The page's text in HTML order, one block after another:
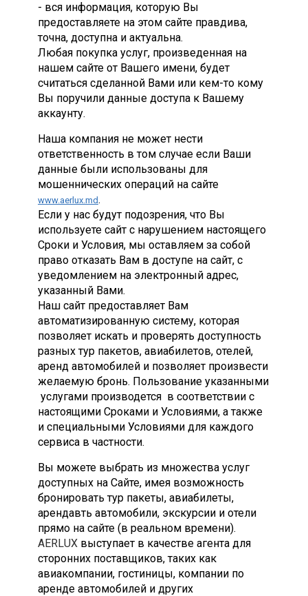
- вся информация, которую Вы
предоставляете на этом сайте правдива,
точна, доступна и актуальна.
Любая покупка услуг, произведенная на
нашем сайте от Вашего имени, будет
считаться сделанной Вами или кем-то кому
Вы поручили данные доступа к Вашему
аккаунту.
Наша компания не может нести
ответственность в том случае если Ваши
данные были использованы для
мошеннических операций на сайте
www.aerlux.md.
Если у нас будут подозрения, что Вы
используете сайт с нарушением настоящего
Сроки и Условия, мы оставляем за собой
право отказать Вам в доступе на сайт, c
уведомлением на электронный адрес,
указанный Вами.
Наш сайт предоставляет Вам
автоматизированную систему, которая
позволяет искать и проверять доступность
разных тур пакетов, авиабилетов, отелей,
аренд автомобилей и позволяет произвести
желаемую бронь. Пользование указанными
услугами производется в соответствии с
настоящими Сроками и Условиями, а также
и специальными Условиями для каждого
сервиса в частности.
Вы можете выбрать из множества услуг
доступных на Сайте, имея возможность
бронировать тур пакеты, авиабилеты,
арендавть автомобили, экскурсии и отели
прямо на сайте (в реальном времени).
AERLUX выступает в качестве агента для
сторонних поставщиков, таких как
авиакомпании, гостиницы, компании по
аренде автомобилей и других